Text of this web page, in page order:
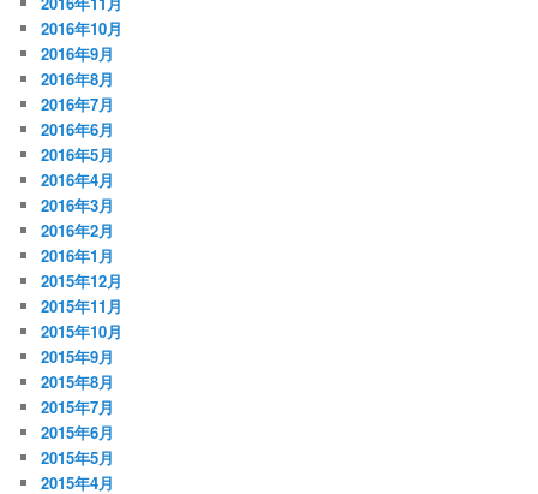
2016年10月
2016年9月
2016年8月
2016年7月
2016年6月
2016年5月
2016年4月
2016年3月
2016年2月
2016年1月
2015年12月
2015年11月
2015年10月
2015年9月
2015年8月
2015年7月
2015年6月
2015年5月
2015年4月